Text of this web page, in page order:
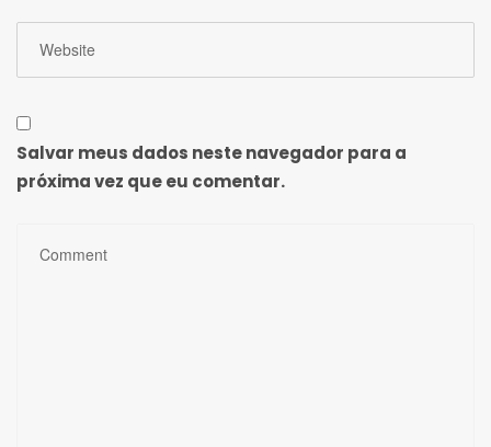
Salvar meus dados neste navegador para a
próxima vez que eu comentar.